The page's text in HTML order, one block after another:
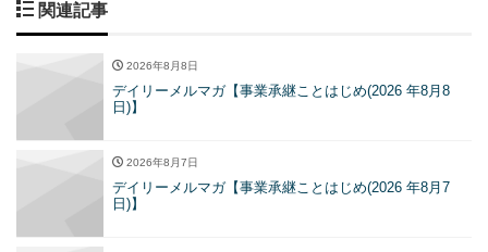
関連記事
2026年8月8日
デイリーメルマガ【事業承継ことはじめ(2026 年8月8
日)】
2026年8月7日
デイリーメルマガ【事業承継ことはじめ(2026 年8月7
日)】